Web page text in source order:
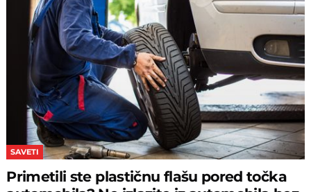
SAVETI
Primetili ste plastičnu flašu pored točka